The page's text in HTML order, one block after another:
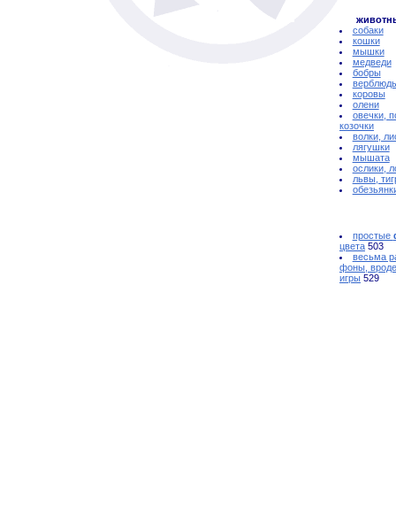
собаки
кошки
мышки
медведи
бобры
коровы
олени
овечки,
козочки
волки,
лягушки
мышата
ослики,
львы,
простые
цвета 503
весьма
фоны, вроде
игры 529